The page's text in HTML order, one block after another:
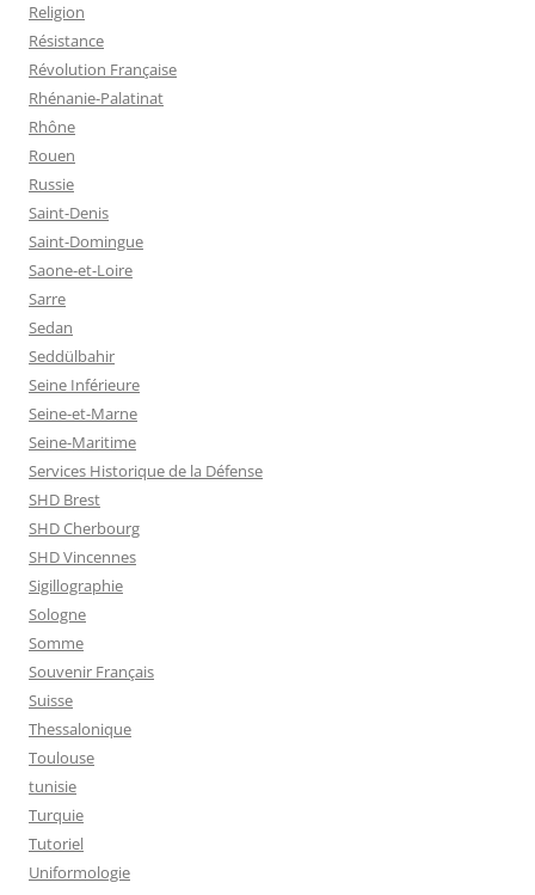
Religion
Résistance
Révolution Française
Rhénanie-Palatinat
Rhône
Rouen
Russie
Saint-Denis
Saint-Domingue
Saone-et-Loire
Sarre
Sedan
Seddülbahir
Seine Inférieure
Seine-et-Marne
Seine-Maritime
Services Historique de la Défense
SHD Brest
SHD Cherbourg
SHD Vincennes
Sigillographie
Sologne
Somme
Souvenir Français
Suisse
Thessalonique
Toulouse
tunisie
Turquie
Tutoriel
Uniformologie